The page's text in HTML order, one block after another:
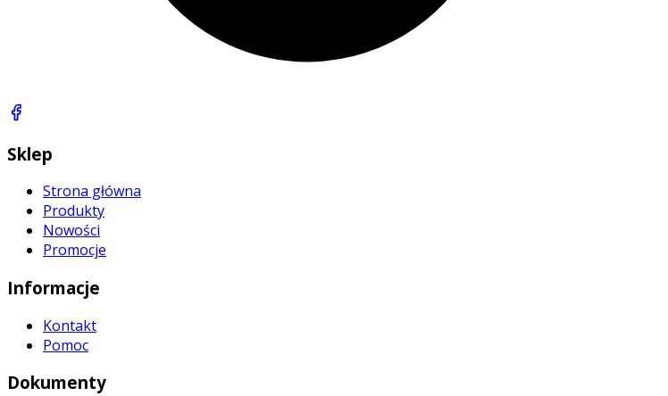
Sklep
Strona główna
Produkty
Nowości
Promocje
Informacje
Kontakt
Pomoc
Dokumenty